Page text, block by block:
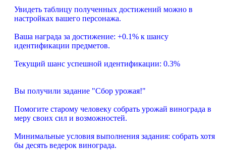
Увидеть таблицу полученных достижений можно в
настройках вашего персонажа.
Ваша награда за достижение: +0.1% к шансу
идентификации предметов.
Текущий шанс успешной идентификации: 0.3%
Вы получили задание "Сбор урожая!"
Помогите старому человеку собрать урожай винограда в
меру своих сил и возможностей.
Минимальные условия выполнения задания: собрать хотя
бы десять ведерок винограда.